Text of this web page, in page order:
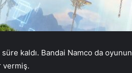
kaldı. Bandai Namco da oyunun
vermiş.